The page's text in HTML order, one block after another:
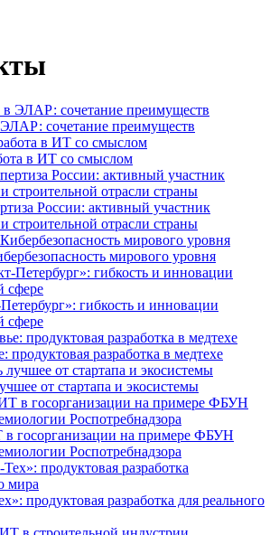
ЭЛАР: сочетание преимуществ
в ИТ со смыслом
России: активный участник
строительной отрасли страны
мирового уровня
гибкость и инновации
сфере
продуктовая разработка в медтехе
от стартапа и экосистемы
госорганизации на примере ФБУН
Роспотребнадзора
продуктовая разработка для реального